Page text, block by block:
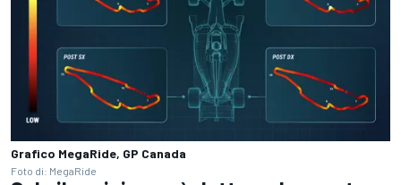
Grafico MegaRide, GP Canada
Foto di: MegaRide